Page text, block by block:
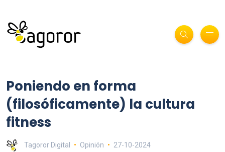
Poniendo en forma
(filosóficamente) la cultura
fitness
Tagoror Digital Opinión 27-10-2024